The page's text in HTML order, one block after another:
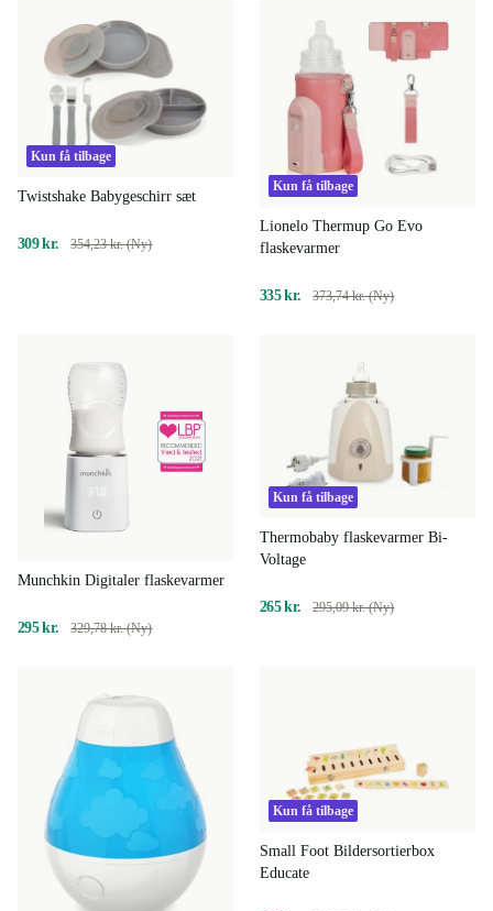
Kun få tilbage
Twistshake Babygeschirr sæt
309 kr. 354,23 kr. (Ny)
Kun få tilbage
Lionelo Thermup Go Evo
flaskevarmer
335 kr. 373,74 kr. (Ny)
Munchkin Digitaler flaskevarmer
295 kr. 329,78 kr. (Ny)
Kun få tilbage
Thermobaby flaskevarmer Bi-
Voltage
265 kr. 295,09 kr. (Ny)
Kun få tilbage
Small Foot Bildersortierbox
Educate